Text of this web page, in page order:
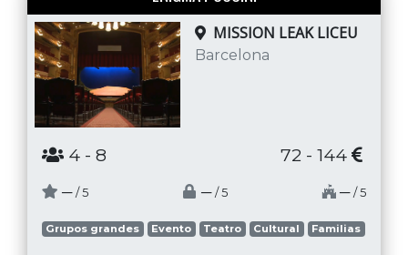
MISSION LEAK LICEU
Barcelona
4 - 8 72 - 144
─ / 5 ─ / 5 ─ / 5
Grupos grandes Evento Teatro Cultural Familias